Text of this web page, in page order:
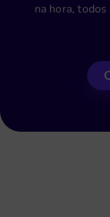
na hora,